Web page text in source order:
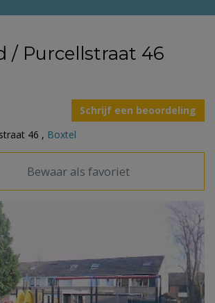
/ Purcellstraat 46
Schrijf een beoordeling
46 , Boxtel
Bewaar als favoriet